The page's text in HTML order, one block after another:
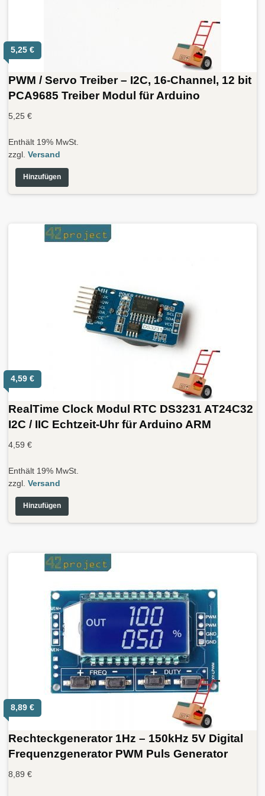
5,25 €
PWM / Servo Treiber – I2C, 16-Channel, 12 bit
PCA9685 Treiber Modul für Arduino
5,25 €
Enthält 19% MwSt.
zzgl. Versand
Hinzufügen
4,59 €
RealTime Clock Modul RTC DS3231 AT24C32
I2C / IIC Echtzeit-Uhr für Arduino ARM
4,59 €
Enthält 19% MwSt.
zzgl. Versand
Hinzufügen
8,89 €
Rechteckgenerator 1Hz – 150kHz 5V Digital
Frequenzgenerator PWM Puls Generator
8,89 €